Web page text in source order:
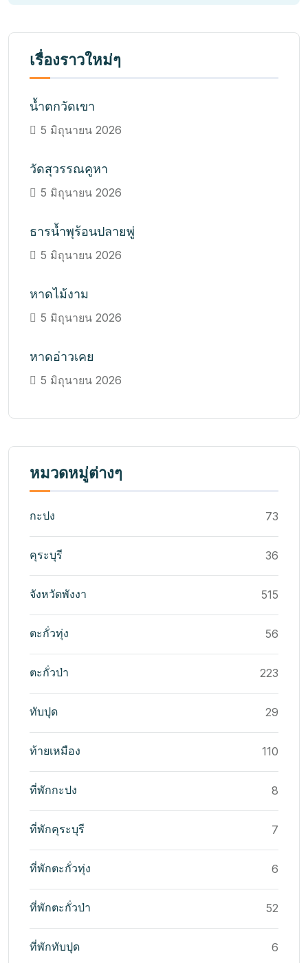
เรื่องราวใหม่ๆ
น้ำตกวัดเขา
5 มิถุนายน 2026
วัดสุวรรณคูหา
5 มิถุนายน 2026
ธารน้ำพุร้อนปลายพู่
5 มิถุนายน 2026
หาดไม้งาม
5 มิถุนายน 2026
หาดอ่าวเคย
5 มิถุนายน 2026
หมวดหมู่ต่างๆ
กะปง 73
คุระบุรี 36
จังหวัดพังงา 515
ตะกั่วทุ่ง 56
ตะกั่วป่า 223
ทับปุด 29
ท้ายเหมือง 110
ที่พักกะปง 8
ที่พักคุระบุรี 7
ที่พักตะกั่วทุ่ง 6
ที่พักตะกั่วป่า 52
ที่พักทับปุด 6